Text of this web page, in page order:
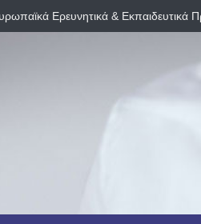
Ερευνητικά & Εκπαιδευτικά